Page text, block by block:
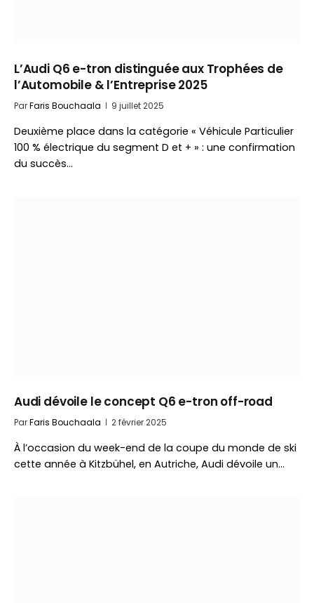
L’Audi Q6 e-tron distinguée aux Trophées de
l’Automobile & l’Entreprise 2025
ParFaris Bouchaala 9 juillet 2025
Deuxième place dans la catégorie « Véhicule Particulier
100 % électrique du segment D et + » : une confirmation
du succès…
Audi dévoile le concept Q6 e-tron off-road
ParFaris Bouchaala 2 février 2025
À l’occasion du week-end de la coupe du monde de ski
cette année à Kitzbühel, en Autriche, Audi dévoile un…